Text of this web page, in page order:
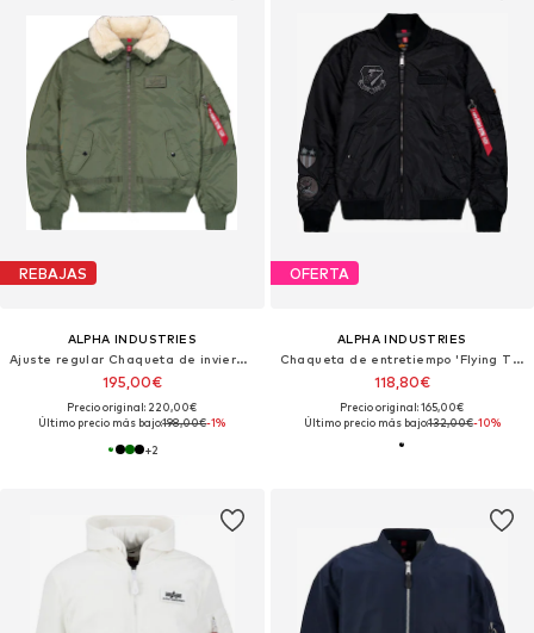
REBAJAS
ALPHA INDUSTRIES
Ajuste regular Chaqueta de invierno 'B15-3 TT'
195,00€
Precio original: 220,00€
Último precio más bajo:198,00€-1%
+2
OFERTA
ALPHA INDUSTRIES
Chaqueta de entretiempo 'Flying Tigers'
118,80€
Precio original: 165,00€
Último precio más bajo:132,00€-10%